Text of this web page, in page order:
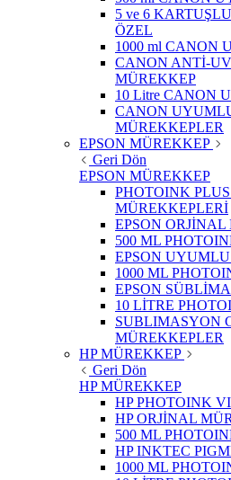
5 ve 6
ÖZEL
1000 ml CANON
CANON ANTİ-
MÜREKKEP
10 Litre CANON
CANON
MÜREKKEPLER
EPSON MÜREKKEP
Geri Dön
EPSON MÜREKKEP
PHOTOINK
MÜREKKEPLERİ
EPSON
500 ML
EPSON
1000 ML
EPSON
10 LİTRE
SUBLIMASYON
MÜREKKEPLER
HP MÜREKKEP
Geri Dön
HP MÜREKKEP
HP PHOTOINK
HP ORJİNAL
500 ML
HP INKTEC
1000 ML